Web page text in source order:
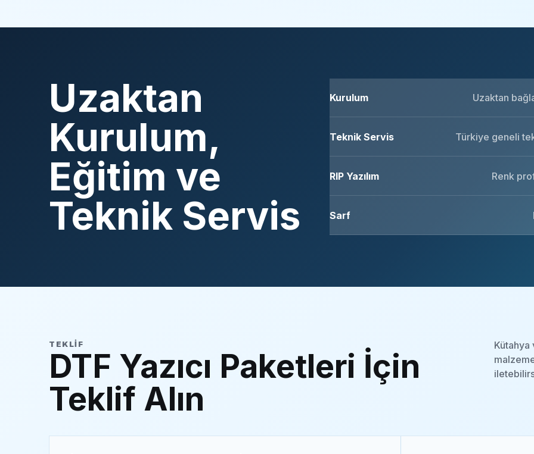
Uzaktan
Kurulum,
Eğitim ve
Teknik Servis
Kurulum Uzaktan
Teknik Servis Türkiye geneli
RIP Yazılım Renk
Sarf
TEKLIF
DTF Yazıcı Paketleri İçin
Teklif Alın
Kütahya